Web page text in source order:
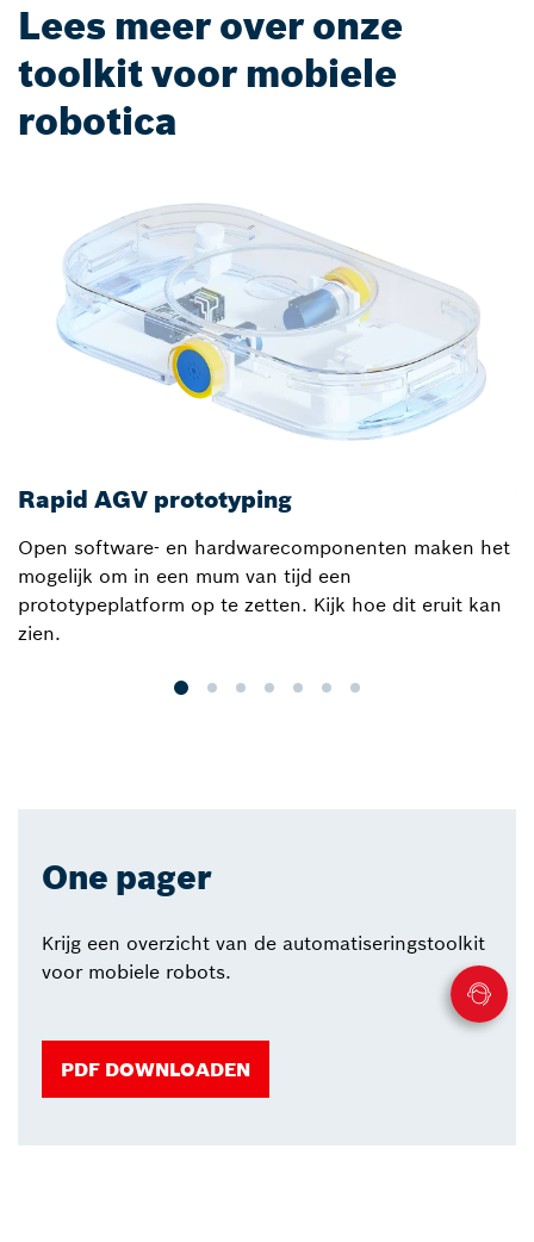
Lees meer over onze
toolkit voor mobiele
robotica
Rapid AGV prototyping
Open software- en hardwarecomponenten maken het
mogelijk om in een mum van tijd een
prototypeplatform op te zetten. Kijk hoe dit eruit kan
zien.
One pager
Krijg een overzicht van de automatiseringstoolkit
voor mobiele robots.
PDF DOWNLOADEN